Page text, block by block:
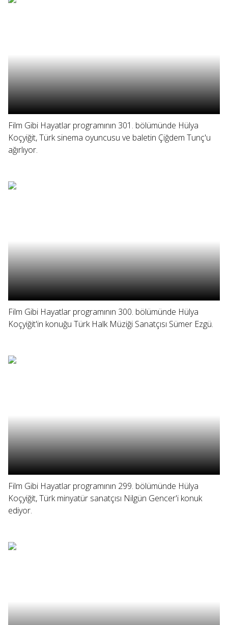
Film Gibi Hayatlar programının 301. bölümünde Hülya
Koçyiğit, Türk sinema oyuncusu ve baletin Çiğdem Tunç'u
ağırlıyor.
Film Gibi Hayatlar programının 300. bölümünde Hülya
Koçyiğit'in konuğu Türk Halk Müziği Sanatçısı Sümer Ezgü.
Film Gibi Hayatlar programının 299. bölümünde Hülya
Koçyiğit, Türk minyatür sanatçısı Nilgün Gencer'i konuk
ediyor.